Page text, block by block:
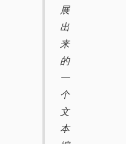
展
出
来
的
一
个
文
本